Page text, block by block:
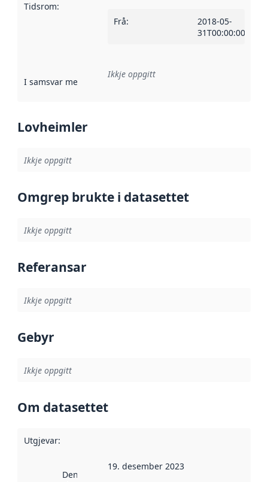
Tidsrom:
Frå:
2018-05-
31T00:00:00Z
I samsvar med Referanse til ei implementeringsregel eller
Ikkje oppgitt
Lovheimler
Ikkje oppgitt
Omgrep brukte i datasettet
Ikkje oppgitt
Referansar
Ikkje oppgitt
Gebyr
Ikkje oppgitt
Om datasettet
Utgjevar:
Denne datoen
19. desember 2023